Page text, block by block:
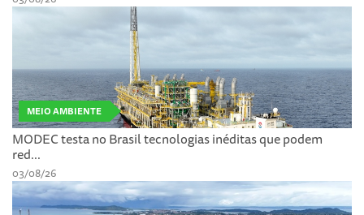
MEIO AMBIENTE
MODEC testa no Brasil tecnologias inéditas que podem
red...
03/08/26